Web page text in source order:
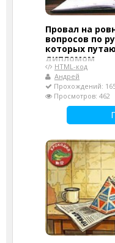
Провал на
вопросов по
которых
дипломом
HTML-код
Андрей
Прохождений:
Просмотров: 462